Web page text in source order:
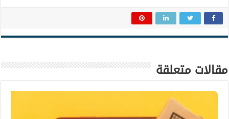
مقالات متعلقة